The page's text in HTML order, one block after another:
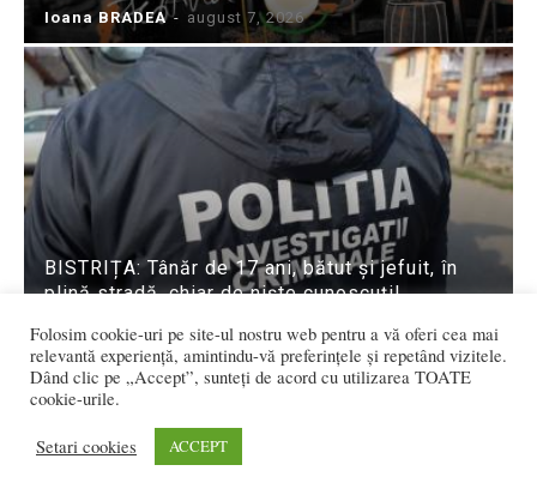
Ioana BRADEA - august 7, 2026
BISTRIȚA: Tânăr de 17 ani, bătut și jefuit, în
plină stradă, chiar de niște cunoscuți!
Folosim cookie-uri pe site-ul nostru web pentru a vă oferi cea mai
relevantă experiență, amintindu-vă preferințele și repetând vizitele.
Dând clic pe „Accept”, sunteți de acord cu utilizarea TOATE
cookie-urile.
Setari cookies ACCEPT